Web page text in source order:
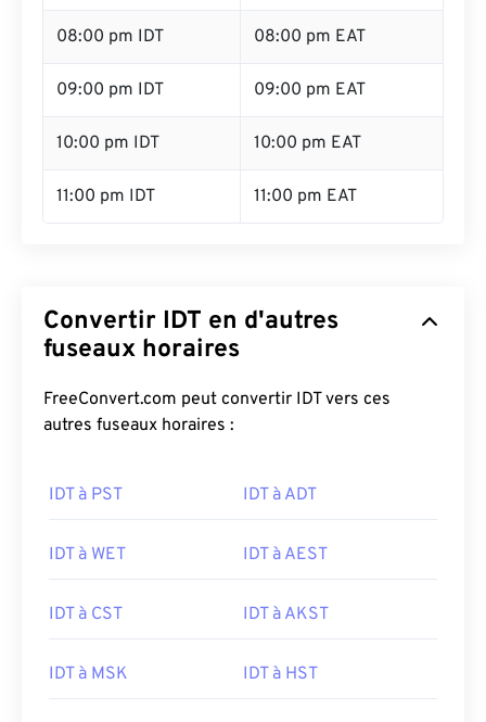
08:00 pm IDT 08:00 pm EAT
09:00 pm IDT 09:00 pm EAT
10:00 pm IDT 10:00 pm EAT
11:00 pm IDT 11:00 pm EAT
Convertir IDT en d'autres
fuseaux horaires
FreeConvert.com peut convertir IDT vers ces
autres fuseaux horaires :
IDT à PST IDT à ADT
IDT à WET IDT à AEST
IDT à CST IDT à AKST
IDT à MSK IDT à HST